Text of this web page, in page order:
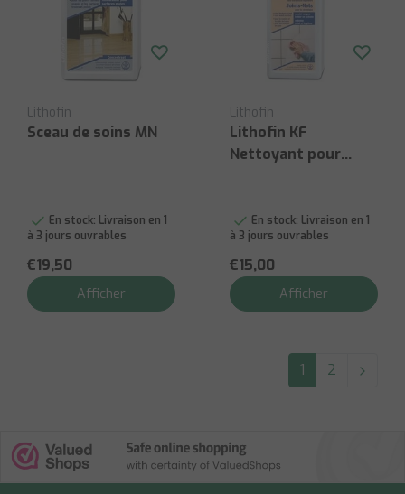
Lithofin
Sceau de soins MN
En stock: Livraison en 1
à 3 jours ouvrables
€19,50
Afficher
Lithofin
Lithofin KF
Nettoyant pour
En stock: Livraison en 1
à 3 jours ouvrables
€15,00
Afficher
1 2